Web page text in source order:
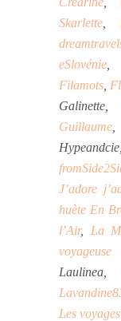
Skarlette
eSlovénie
Filamots
Galinette,
Guillaume
J’adore
huète En
l’Air, La
voyageuse
Laulinea,
Les